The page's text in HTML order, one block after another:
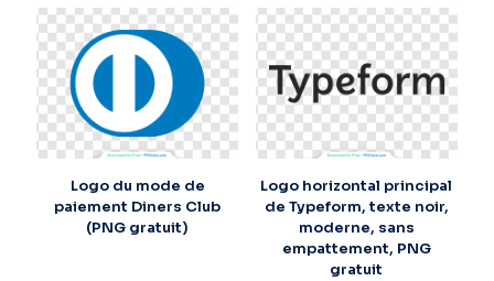
Logo du mode de
paiement Diners Club
(PNG gratuit)
Logo horizontal principal
de Typeform, texte noir,
moderne, sans
empattement, PNG
gratuit